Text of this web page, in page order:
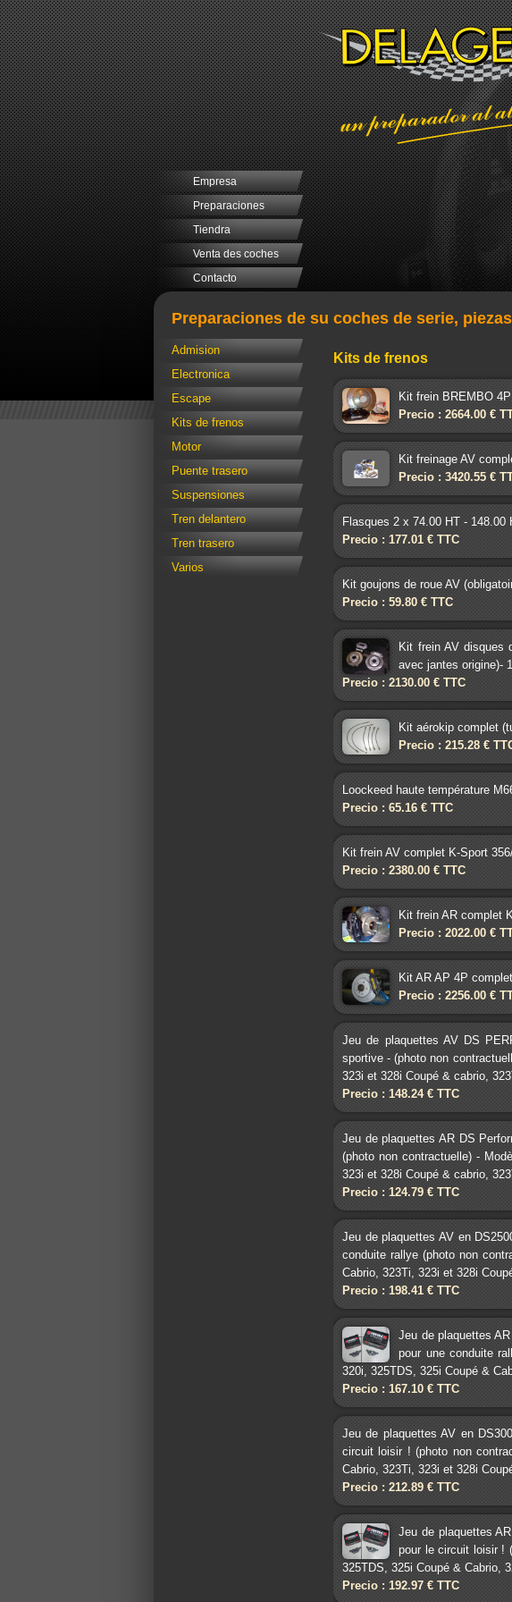
Empresa
Preparaciones
Tiendra
Venta des coches
Contacto
Preparaciones de su coches de serie,
Admision
Electronica
Escape
Kits de frenos
Motor
Puente trasero
Suspensiones
Tren delantero
Tren trasero
Varios
Kits de frenos
Kit frein BREMBO
Precio : 2664.00 €
Kit freinage AV
Precio : 3420.55 €
Flasques 2 x 74.00 HT - 148.00
Precio : 177.01 € TTC
Kit goujons de roue AV
Precio : 59.80 € TTC
Kit frein AV disques
avec jantes origine)-
Precio : 2130.00 € TTC
Kit aérokip complet
Precio : 215.28 €
Loockeed haute température
Precio : 65.16 € TTC
Kit frein AV complet K-Sport
Precio : 2380.00 € TTC
Kit frein AR complet
Precio : 2022.00 €
Kit AR AP 4P
Precio : 2256.00 €
Jeu de plaquettes AV DS
sportive - (photo non
323i et 328i Coupé & cabrio,
Precio : 148.24 € TTC
Jeu de plaquettes AR DS
(photo non contractuelle) -
323i et 328i Coupé & cabrio,
Precio : 124.79 € TTC
Jeu de plaquettes AV en
conduite rallye (photo non
Cabrio, 323Ti, 323i et 328i
Precio : 198.41 € TTC
Jeu de plaquettes
pour une conduite
320i, 325TDS, 325i Coupé &
Precio : 167.10 € TTC
Jeu de plaquettes AV en
circuit loisir ! (photo non
Cabrio, 323Ti, 323i et 328i
Precio : 212.89 € TTC
Jeu de plaquettes
pour le circuit loisir !
325TDS, 325i Coupé & Cabrio,
Precio : 192.97 € TTC